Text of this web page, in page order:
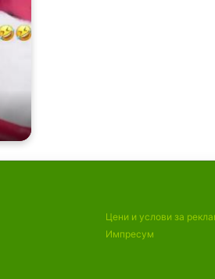
Цени и услови за
Импресум